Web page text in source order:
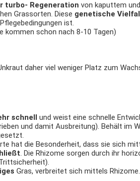
turbo- Regeneration von kaputtem
Grassorten. Diese genetische
ist.
kommen schon nach 8-10 Tagen)
daher viel weniger Platz zum
schnell und weist eine schnelle
und damit Ausbreitung). Behält im
hat die Besonderheit, dass sie sich
. Die Rhizome sorgen durch ihr
Gras, verbreitet sich mittels